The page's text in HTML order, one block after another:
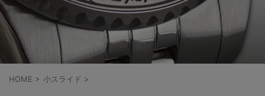
HOME > 小スライド >